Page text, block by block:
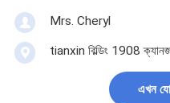
Mrs. Cheryl
tianxin বিল্ডিং 1908
এখন